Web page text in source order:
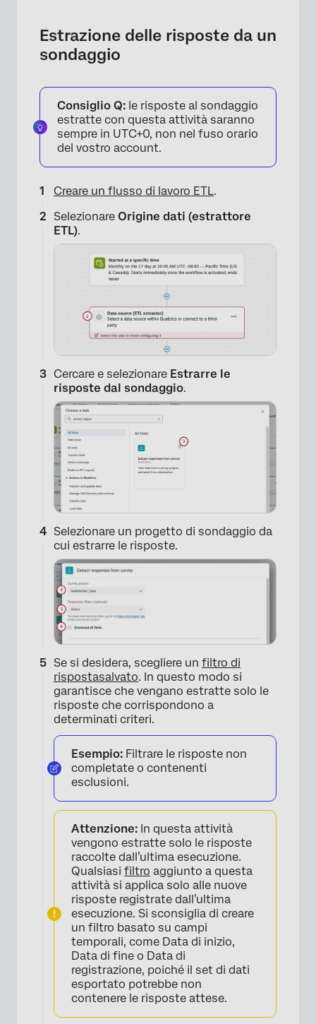
Estrazione delle risposte da un
sondaggio
Consiglio Q: le risposte al sondaggio
estratte con questa attività saranno
sempre in UTC+0, non nel fuso orario
del vostro account.
Creare un flusso di lavoro ETL.
Selezionare Origine dati (estrattore
ETL).
×
Cercare e selezionare Estrarre le
risposte dal sondaggio.
×
Selezionare un progetto di sondaggio da
cui estrarre le risposte.
Se si desidera, scegliere un filtro di
rispostasalvato. In questo modo si
garantisce che vengano estratte solo le
risposte che corrispondono a
determinati criteri.
Esempio: Filtrare le risposte non
completate o contenenti
esclusioni.
Attenzione: In questa attività
vengono estratte solo le risposte
raccolte dall’ultima esecuzione.
Qualsiasi filtro aggiunto a questa
attività si applica solo alle nuove
risposte registrate dall’ultima
esecuzione. Si sconsiglia di creare
un filtro basato su campi
temporali, come Data di inizio,
Data di fine o Data di
registrazione, poiché il set di dati
esportato potrebbe non
contenere le risposte attese.